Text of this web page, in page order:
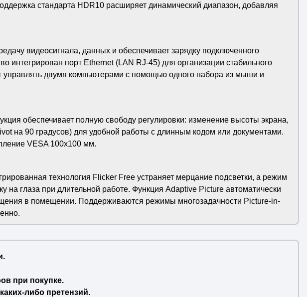
стандарта HDR10 расширяет динамический диапазон, добавляя
видеосигнала, данных и обеспечивает зарядку подключенного
интегрирован порт Ethernet (LAN RJ-45) для организации стабильного
управлять двумя компьютерами с помощью одного набора из мыши и
обеспечивает полную свободу регулировки: изменение высоты экрана,
на 90 градусов) для удобной работы с длинным кодом или документами.
VESA 100x100 мм.
технология Flicker Free устраняет мерцание подсветки, а режим
на глаза при длительной работе. Функция Adaptive Picture автоматически
в помещении. Поддерживаются режимы многозадачности Picture-in-
при покупке.
либо претензий.